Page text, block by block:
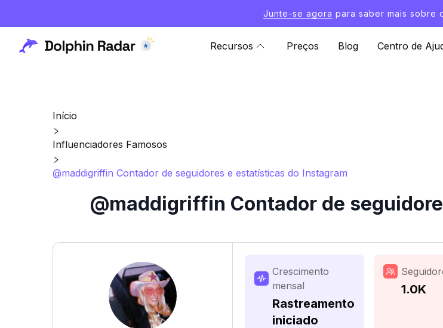
Junte-se agora para saber mais sobre
Recursos Preços Blog Centro de
Início
Influenciadores Famosos
@maddigriffin Contador de seguidores e estatísticas do Instagram
@maddigriffin Contador de
Crescimento
mensal
Rastreamento
iniciado
1.0K